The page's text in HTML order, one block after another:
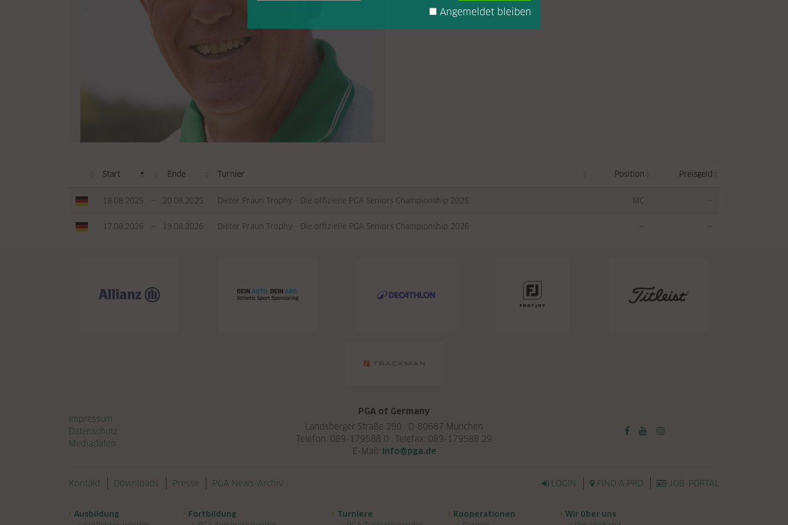
Start Ende Turnier Position Preisgeld
18.08.2025 — 20.08.2025 Dieter Praun Trophy - Die offizielle PGA Seniors Championship 2025 MC —
17.08.2026 — 19.08.2026 Dieter Praun Trophy - Die offizielle PGA Seniors Championship 2026 — —
Angemeldet bleiben
Navigation überspringen
Impressum
Datenschutz
Mediadaten
PGA of Germany
Landsberger Straße 290 . D-80687 München
Telefon: 089-179588 0 . Telefax: 089-179588 29
E-Mail:
info@pga.de
Navigation überspringen
Kontakt Downloads Presse PGA News-Archiv LOGIN FIND A PRO JOB-PORTAL
Navigation überspringen
Ausbildung
Fortbildung
Turniere
Kooperationen
Wir über uns